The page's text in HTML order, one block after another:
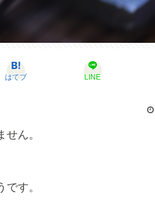
はてブ LINE
ん。
す。